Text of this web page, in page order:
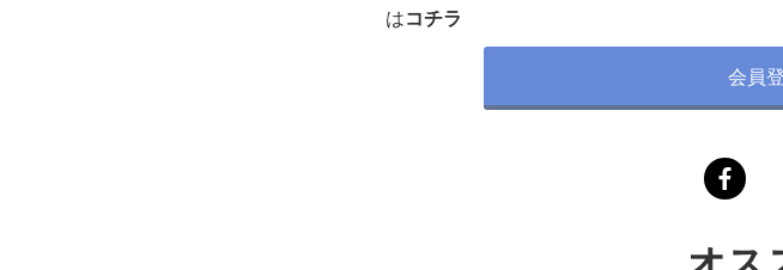
はコチラ
会員